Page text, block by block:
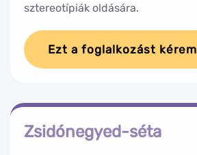
sztereotípiák oldására.
Ezt a foglalkozást kérem
Zsidónegyed-séta